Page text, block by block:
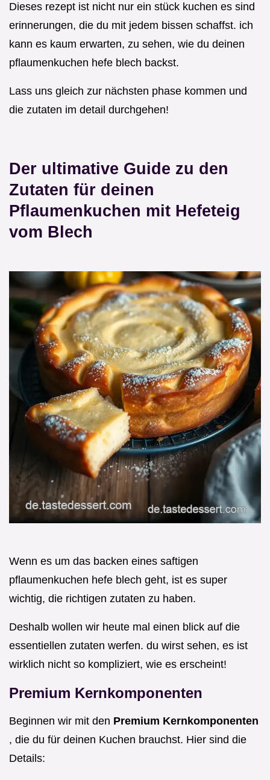
Dieses rezept ist nicht nur ein stück kuchen es sind
erinnerungen, die du mit jedem bissen schaffst. ich
kann es kaum erwarten, zu sehen, wie du deinen
pflaumenkuchen hefe blech backst.
Lass uns gleich zur nächsten phase kommen und
die zutaten im detail durchgehen!
Der ultimative Guide zu den
Zutaten für deinen
Pflaumenkuchen mit Hefeteig
vom Blech
Wenn es um das backen eines saftigen
pflaumenkuchen hefe blech geht, ist es super
wichtig, die richtigen zutaten zu haben.
Deshalb wollen wir heute mal einen blick auf die
essentiellen zutaten werfen. du wirst sehen, es ist
wirklich nicht so kompliziert, wie es erscheint!
Premium Kernkomponenten
Beginnen wir mit den Premium Kernkomponenten
, die du für deinen Kuchen brauchst. Hier sind die
Details: